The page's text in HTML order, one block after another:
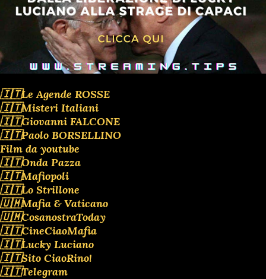
🇮🇹Le Agende ROSSE
🇮🇹Misteri Italiani
🇮🇹Giovanni FALCONE
🇮🇹Paolo BORSELLINO
Film da youtube
🇮🇹Onda Pazza
🇮🇹Mafiopoli
🇮🇹Lo Strillone
🇺🇲Mafia & Vaticano
🇺🇲CosanostraToday
🇮🇹CineCiaoMafia
🇮🇹Lucky Luciano
🇮🇹Sito CiaoRino!
🇮🇹Telegram